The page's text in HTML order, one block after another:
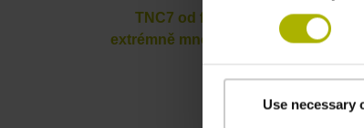
Use necessary
TNC7 od fy HEIDENHAIN
extrémně mnohostranným
6D-